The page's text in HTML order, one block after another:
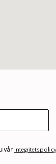
vår integritetspolicy